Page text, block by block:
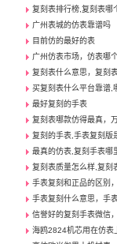
复刻表排行榜,复刻表哪
广州表城的仿表靠谱吗
目前仿的最好的表
广州仿表市场，仿表哪
复刻表什么意思，复刻
买复刻表什么平台靠谱,
最好复刻的手表
复刻表哪款仿得最真，
复刻的手表,手表复刻版
最真的仿表,复刻手表哪
复刻表质量怎么样,复刻
手表复刻和正品的区别
手表复刻什么意思，手
信誉好的复刻手表微信
海鸥2824机芯用在仿表